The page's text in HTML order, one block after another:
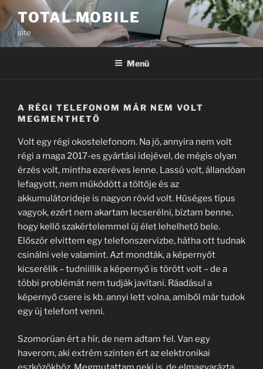
Tartalomhoz
TOTAL MOBILE
site
Menü
A RÉGI TELEFONOM MÁR NEM VOLT
MEGMENTHETŐ
Volt egy régi okostelefonom. Na jó, annyira nem volt
régi a maga 2017-es gyártási idejével, de mégis olyan
érzés volt, mintha ezeréves lenne. Lassú volt, állandóan
lefagyott, nem működött a töltője és az
akkumulátorideje is nagyon rövid volt. Hűséges típus
vagyok, ezért nem akartam lecserélni, bíztam benne,
hogy kellő szakértelemmel új élet lehelhető bele.
Először elvittem egy telefonszervizbe, hátha ott tudnak
csinálni vele valamint. Azt mondták, a képernyőt
kicserélik – tudniillik a képernyő is törött volt – de a
többi problémát nem tudják javítani. Ráadásul a
képernyő csere is kb. annyi lett volna, amiből már tudok
egy új telefont venni.
Szomorúan ért a hír, de nem adtam fel. Van egy
haverom, aki extrém szinten ért az elektronikai